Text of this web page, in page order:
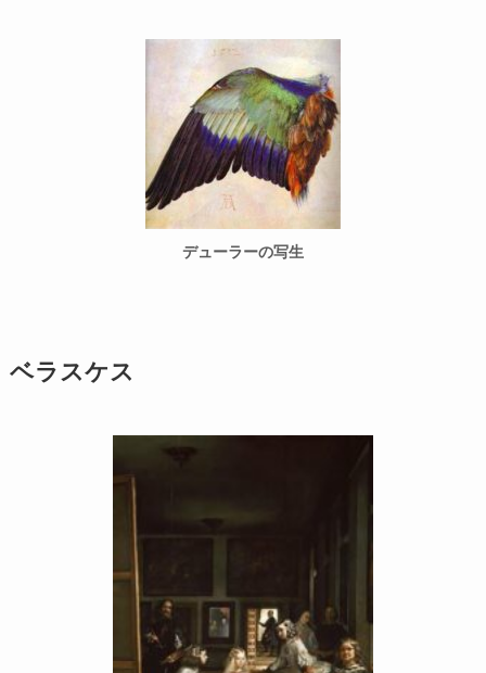
デューラーの写生
ベラスケス